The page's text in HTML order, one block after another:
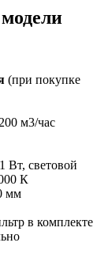
(при покупке
м3/час
Вт, световой
К
мм
в комплекте